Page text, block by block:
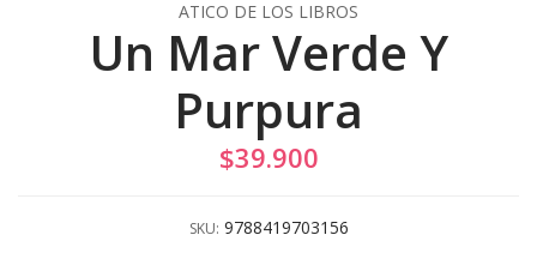
ATICO DE LOS LIBROS
Un Mar Verde Y
Purpura
$39.900
SKU: 9788419703156